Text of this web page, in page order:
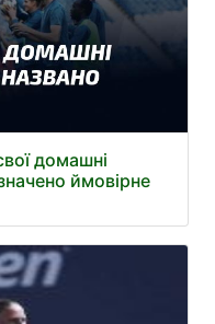
домашні
ймовірне